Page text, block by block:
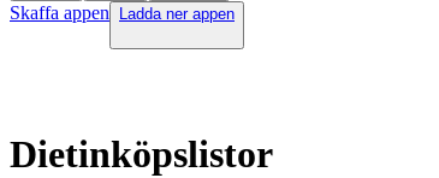
Skaffa appen Ladda ner appen
Dietinköpslistor